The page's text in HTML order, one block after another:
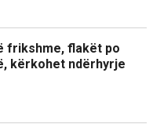
frikshme, flakët po
kërkohet ndërhyrje